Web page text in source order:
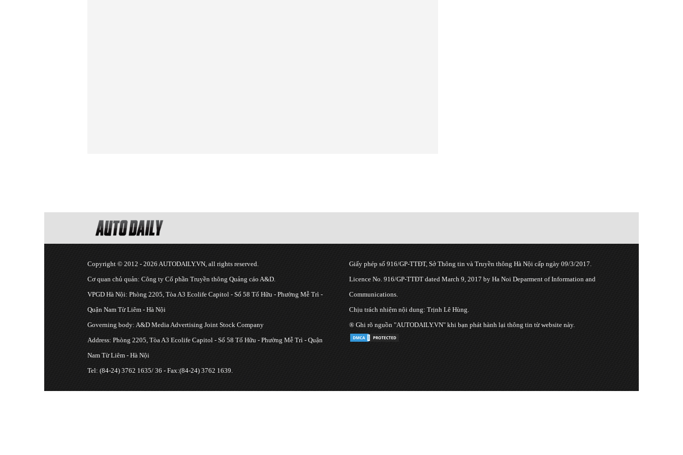
Copyright © 2012 - 2026 AUTODAILY.VN, all rights reserved.
Cơ quan chủ quản: Công ty Cổ phần Truyền thông Quảng cáo A&D.
VPGD Hà Nội: Phòng 2205, Tòa A3 Ecolife Capitol - Số 58 Tố Hữu - Phường Mễ Trì -
Quận Nam Từ Liêm - Hà Nội
Governing body: A&D Media Advertising Joint Stock Company
Address: Phòng 2205, Tòa A3 Ecolife Capitol - Số 58 Tố Hữu - Phường Mễ Trì - Quận
Nam Từ Liêm - Hà Nội
Tel: (84-24) 3762 1635/ 36 - Fax:(84-24) 3762 1639.
Giấy phép số 916/GP-TTĐT, Sở Thông tin và Truyền thông Hà Nội cấp ngày 09/3/2017.
Licence No. 916/GP-TTĐT dated March 9, 2017 by Ha Noi Deparment of Information and
Communications.
Chịu trách nhiệm nội dung: Trịnh Lê Hùng.
® Ghi rõ nguồn "AUTODAILY.VN" khi bạn phát hành lại thông tin từ website này.